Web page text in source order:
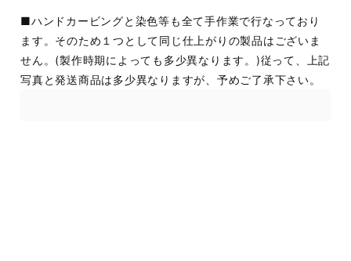
■ハンドカービングと染色等も全て手作業で行なっており
ます。そのため１つとして同じ仕上がりの製品はございま
せん。(製作時期によっても多少異なります。)従って、上記
写真と発送商品は多少異なりますが、予めご了承下さい。